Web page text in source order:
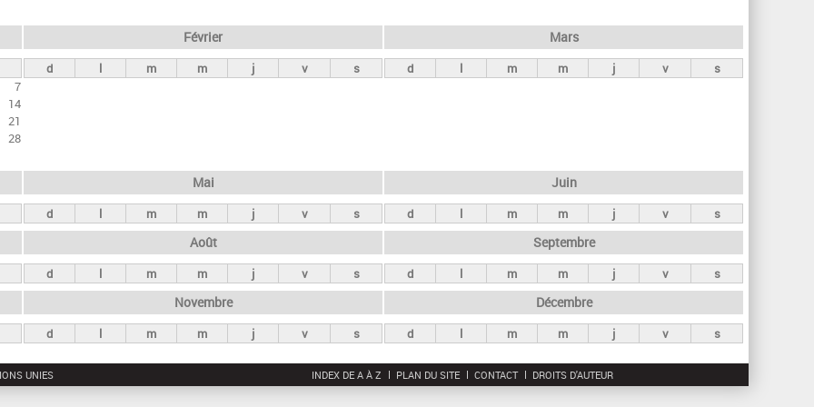
r
c
7
14
21
28
Février
d l m m j v s
Mars
d l m m j v s
Mai
d l m m j v s
Juin
d l m m j v s
Août
d l m m j v s
Septembre
d l m m j v s
Novembre
d l m m j v s
Décembre
d l m m j v s
UNIES INDEX DE A À Z PLAN DU SITE CONTACT DROITS D'AUTEUR